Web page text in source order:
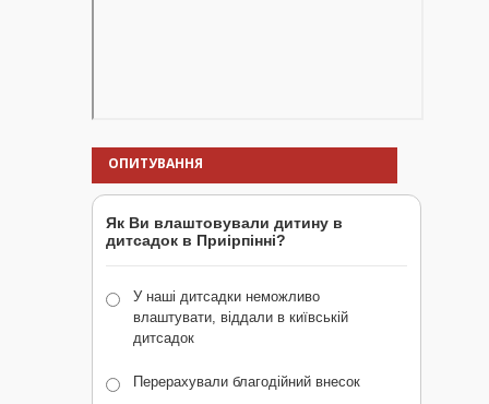
ОПИТУВАННЯ
Як Ви влаштовували дитину в
дитсадок в Приірпінні?
У наші дитсадки неможливо
влаштувати, віддали в київській
дитсадок
Перерахували благодійний внесок